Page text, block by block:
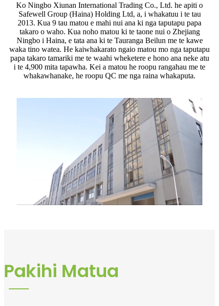
Ko Ningbo Xiunan International Trading Co., Ltd. he apiti o
Safewell Group (Haina) Holding Ltd, a, i whakatuu i te tau
2013. Kua 9 tau matou e mahi nui ana ki nga taputapu papa
takaro o waho. Kua noho matou ki te taone nui o Zhejiang
Ningbo i Haina, e tata ana ki te Tauranga Beilun me te kawe
waka tino watea. He kaiwhakarato ngaio matou mo nga taputapu
papa takaro tamariki me te waahi wheketere e hono ana neke atu
i te 4,900 mita tapawha. Kei a matou he roopu rangahau me te
whakawhanake, he roopu QC me nga raina whakaputa.
Pakihi Matua